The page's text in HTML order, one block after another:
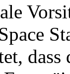
dass